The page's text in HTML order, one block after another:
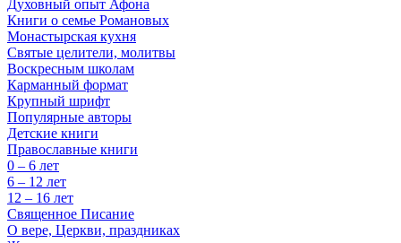
Духовный опыт Афона
Книги о семье Романовых
Монастырская кухня
Святые целители, молитвы
Воскресным школам
Карманный формат
Крупный шрифт
Популярные авторы
Детские книги
Православные книги
0 – 6 лет
6 – 12 лет
12 – 16 лет
Священное Писание
О вере, Церкви, праздниках